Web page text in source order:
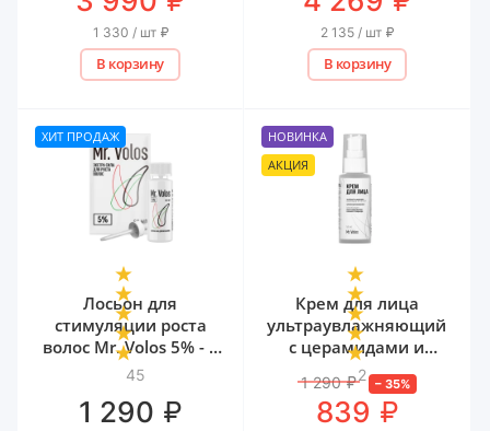
1 330 / шт ₽
В корзину
2 135 / шт ₽
В корзину
ХИТ ПРОДАЖ
45
Лосьон для
стимуляции роста
волос Mr. Volos 5% - 1
флакон
1 290 ₽
НОВИНКА
АКЦИЯ
2
Крем для лица
ультраувлажняющий
с церамидами и
мочевиной Mr. Volos,
50 мл
1 290 ₽ – 35%
839 ₽